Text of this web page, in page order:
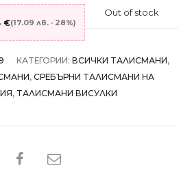
€(17.09 лв. · 28%)
Out of stock
КАТЕГОРИИ: ВСИЧКИ ТАЛИСМАНИ,
, СРЕБЪРНИ ТАЛИСМАНИ НА
, ТАЛИСМАНИ ВИСУЛКИ
SHARE